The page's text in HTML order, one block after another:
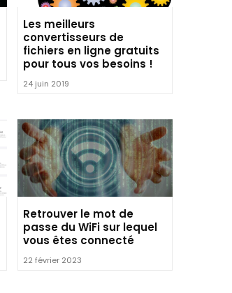
Les meilleurs
convertisseurs de
fichiers en ligne gratuits
pour tous vos besoins !
24 juin 2019
Retrouver le mot de
passe du WiFi sur lequel
vous êtes connecté
22 février 2023